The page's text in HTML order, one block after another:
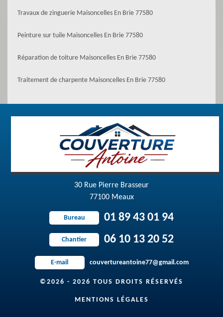
Travaux de zinguerie Maisoncelles En Brie 77580
Peinture sur tuile Maisoncelles En Brie 77580
Réparation de toiture Maisoncelles En Brie 77580
Traitement de charpente Maisoncelles En Brie 77580
30 Rue Pierre Brasseur
77100 Meaux
Bureau 01 89 43 01 94
Chantier 06 10 13 20 52
E-mail couvertureantoine77@gmail.com
©2026 - 2026 TOUS DROITS RÉSERVÉS
MENTIONS LÉGALES